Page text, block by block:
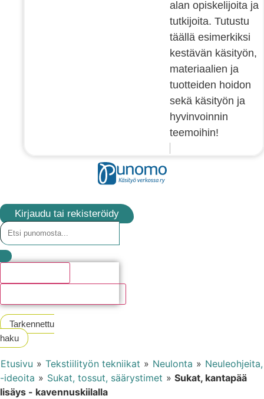
alan opiskelijoita ja
tutkijoita. Tutustu
täällä esimerkiksi
kestävän käsityön,
materiaalien ja
tuotteiden hoidon
sekä käsityön ja
hyvinvoinnin
teemoihin!
Kirjaudu tai rekisteröidy
Tarkennettu
haku
Etusivu » Tekstiilityön tekniikat » Neulonta » Neuleohjeita,
-ideoita » Sukat, tossut, säärystimet » Sukat, kantapää
lisäys - kavennuskiilalla